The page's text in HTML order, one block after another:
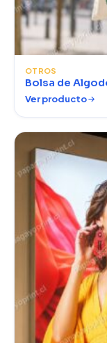
OTROS
Bolsa de
Ver producto